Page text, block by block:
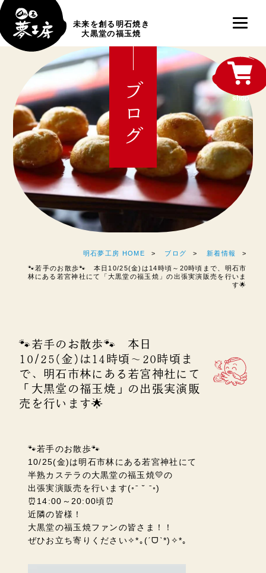
未来を創る明石焼き
大黒堂の福玉焼
ブログ
明石夢工房 HOME ブログ 新着情報
🐾若手のお散歩🐾 本日10/25(金)は14時頃～20時頃まで、明石市
林にある若宮神社にて「大黒堂の福玉焼」の出張実演販売を行いま
す🌟
🐾若手のお散歩🐾 本日
10/25(金)は14時頃～20時頃ま
で、明石市林にある若宮神社にて
「大黒堂の福玉焼」の出張実演販
売を行います🌟
🐾若手のお散歩🐾
10/25(金)は明石市林にある若宮神社にて
半熟カステラの大黒堂の福玉焼💛の
出張実演販売を行います(◦ˉ ˘ ˉ◦)
⏰14:00～20:00頃⏰
近隣の皆様！
大黒堂の福玉焼ファンの皆さま！！
ぜひお立ち寄りください✧*｡(ˊᗜˋ*)✧*｡
shop